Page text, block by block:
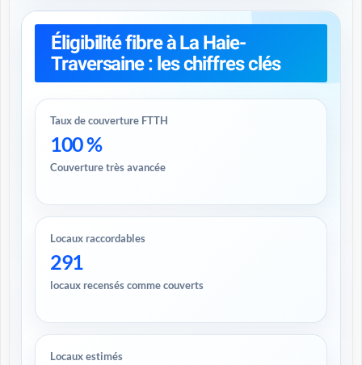
Éligibilité fibre à La Haie-
Traversaine : les chiffres clés
Taux de couverture FTTH
100 %
Couverture très avancée
Locaux raccordables
291
locaux recensés comme couverts
Locaux estimés